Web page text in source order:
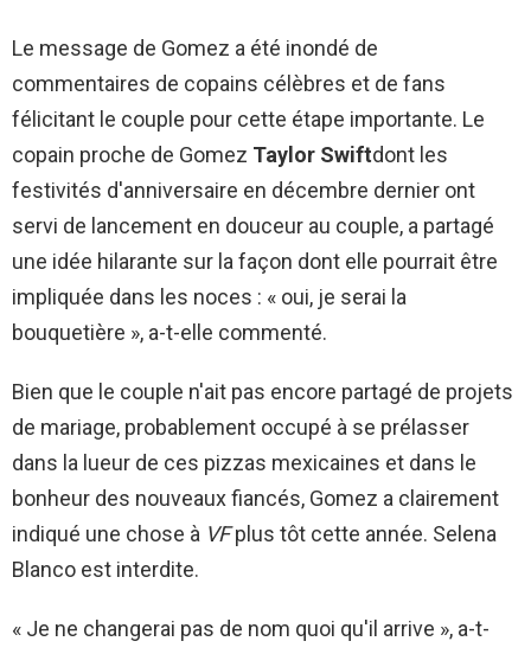
Le message de Gomez a été inondé de
commentaires de copains célèbres et de fans
félicitant le couple pour cette étape importante. Le
copain proche de Gomez Taylor Swiftdont les
festivités d'anniversaire en décembre dernier ont
servi de lancement en douceur au couple, a partagé
une idée hilarante sur la façon dont elle pourrait être
impliquée dans les noces : « oui, je serai la
bouquetière », a-t-elle commenté.
Bien que le couple n'ait pas encore partagé de projets
de mariage, probablement occupé à se prélasser
dans la lueur de ces pizzas mexicaines et dans le
bonheur des nouveaux fiancés, Gomez a clairement
indiqué une chose à VFplus tôt cette année. Selena
Blanco est interdite.
« Je ne changerai pas de nom quoi qu'il arrive », a-t-